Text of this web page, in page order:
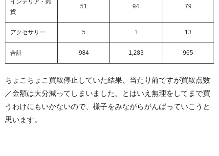
貨
51 94 79
アクセサリー 5 1 13
合計 984 1,283 965
ちょこちょこ買取停止していた結果、当たり前ですが買取点数
／金額は大分減ってしまいました。とはいえ無理をしてまで買
うわけにもいかないので、様子をみながらがんばっていこうと
思います。